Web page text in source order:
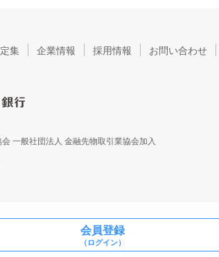
集 企業情報 採用情報 お問い合わせ
一般社団法人 金融先物取引業協会加入
会員登録
（ログイン）